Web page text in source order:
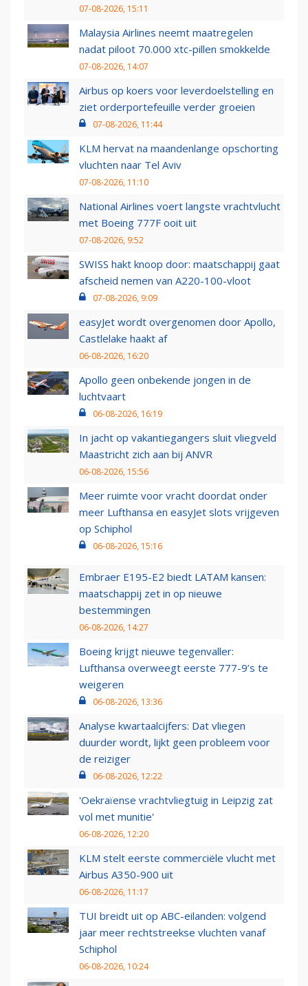
07-08-2026, 15:11
Malaysia Airlines neemt maatregelen
nadat piloot 70.000 xtc-pillen smokkelde
07-08-2026, 14:07
Airbus op koers voor leverdoelstelling en
ziet orderportefeuille verder groeien
07-08-2026, 11:44
KLM hervat na maandenlange opschorting
vluchten naar Tel Aviv
07-08-2026, 11:10
National Airlines voert langste vrachtvlucht
met Boeing 777F ooit uit
07-08-2026, 9:52
SWISS hakt knoop door: maatschappij gaat
afscheid nemen van A220-100-vloot
07-08-2026, 9:09
easyJet wordt overgenomen door Apollo,
Castlelake haakt af
06-08-2026, 16:20
Apollo geen onbekende jongen in de
luchtvaart
06-08-2026, 16:19
In jacht op vakantiegangers sluit vliegveld
Maastricht zich aan bij ANVR
06-08-2026, 15:56
Meer ruimte voor vracht doordat onder
meer Lufthansa en easyJet slots vrijgeven
op Schiphol
06-08-2026, 15:16
Embraer E195-E2 biedt LATAM kansen:
maatschappij zet in op nieuwe
bestemmingen
06-08-2026, 14:27
Boeing krijgt nieuwe tegenvaller:
Lufthansa overweegt eerste 777-9’s te
weigeren
06-08-2026, 13:36
Analyse kwartaalcijfers: Dat vliegen
duurder wordt, lijkt geen probleem voor
de reiziger
06-08-2026, 12:22
'Oekraïense vrachtvliegtuig in Leipzig zat
vol met munitie'
06-08-2026, 12:20
KLM stelt eerste commerciële vlucht met
Airbus A350-900 uit
06-08-2026, 11:17
TUI breidt uit op ABC-eilanden: volgend
jaar meer rechtstreekse vluchten vanaf
Schiphol
06-08-2026, 10:24